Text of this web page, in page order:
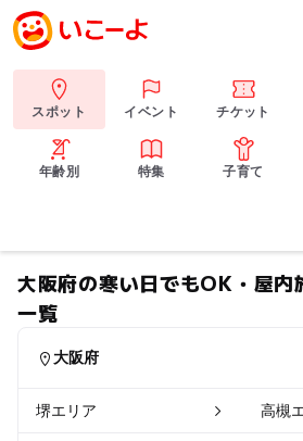
スポット イベント チケット
年齢別 特集 子育て
大阪府の寒い日でもOK・屋内
一覧
大阪府
堺エリア 高槻